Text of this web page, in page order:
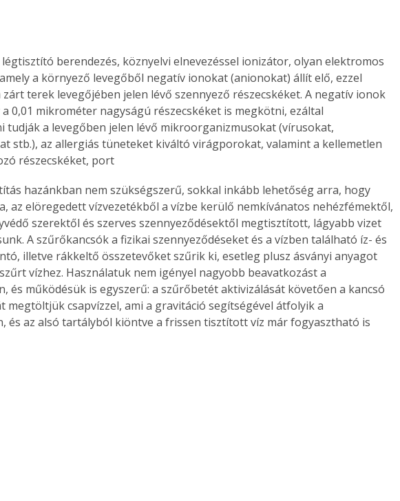
vagy
is
Bárhol,
élve
az
A
légtisztító berendezés, köznyelvi elnevezéssel ionizátor, olyan elektromos
a környező levegőből negatív ionokat (anionokat) állít elő, ezzel
zárt terek levegőjében jelen lévő szennyező részecskéket. A negatív ionok
0,01 mikrométer nagyságú részecskéket is megkötni, ezáltal
tudják a levegőben jelen lévő mikroorganizmusokat (vírusokat,
stb.), az allergiás tüneteket kiváltó virágporokat, valamint a kellemetlen
részecskéket, port
hazánkban nem szükségszerű, sokkal inkább lehetőség arra, hogy
az elöregedett vízvezetékből a vízbe kerülő nemkívánatos nehézfémektől,
szerektől és szerves szennyeződésektől megtisztított, lágyabb vizet
A szűrőkancsók a fizikai szennyeződéseket és a vízben található íz- és
illetve rákkeltő összetevőket szűrik ki, esetleg plusz ásványi anyagot
vízhez. Használatuk nem igényel nagyobb beavatkozást a
és működésük is egyszerű: a szűrőbetét aktivizálását követően a kancsó
megtöltjük csapvízzel, ami a gravitáció segítségével átfolyik a
és az alsó tartályból kiöntve a frissen tisztított víz már fogyasztható is